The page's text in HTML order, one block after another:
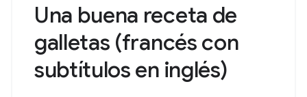
Una buena receta de
galletas (francés con
subtítulos en inglés)